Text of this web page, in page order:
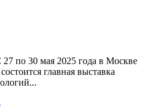
27 по 30 мая 2025 года в Москве
главная выставка